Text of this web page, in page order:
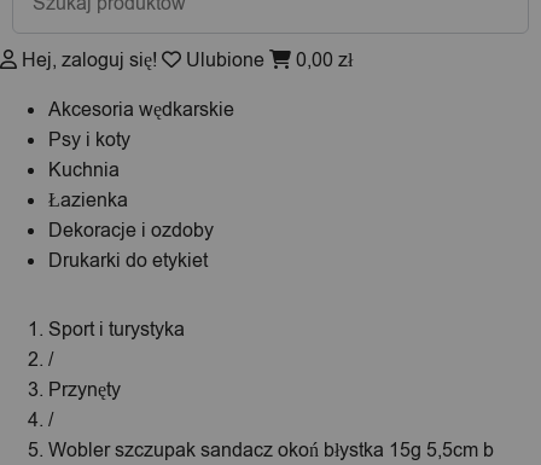
Hej, zaloguj się! Ulubione 0,00 zł
Akcesoria wędkarskie
Psy i koty
Kuchnia
Łazienka
Dekoracje i ozdoby
Drukarki do etykiet
Sport i turystyka
/
Przynęty
/
Wobler szczupak sandacz okoń błystka 15g 5,5cm b